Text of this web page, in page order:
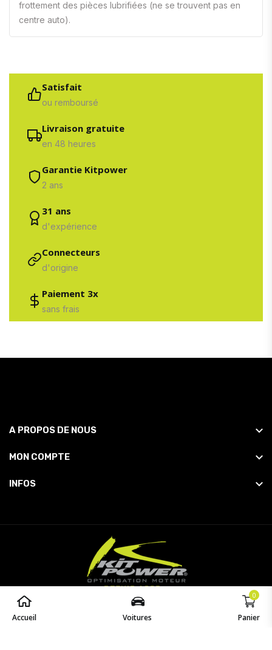
Accueil Voitures Panier
0
frottement des pièces lubrifiées (ne se trouvent pas en
centre auto).
Satisfait
ou remboursé
Livraison gratuite
en 48 heures
Garantie Kitpower
2 ans
31 ans
d'expérience
Connecteurs
d'origine
Paiement 3x
sans frais
A PROPOS DE NOUS
MON COMPTE
INFOS
© 2026 opaq